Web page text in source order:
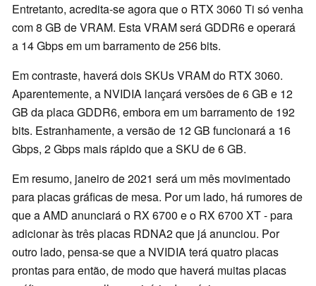
Entretanto, acredita-se agora que o RTX 3060 Ti só venha
com 8 GB de VRAM. Esta VRAM será GDDR6 e operará
a 14 Gbps em um barramento de 256 bits.
Em contraste, haverá dois SKUs VRAM do RTX 3060.
Aparentemente, a NVIDIA lançará versões de 6 GB e 12
GB da placa GDDR6, embora em um barramento de 192
bits. Estranhamente, a versão de 12 GB funcionará a 16
Gbps, 2 Gbps mais rápido que a SKU de 6 GB.
Em resumo, janeiro de 2021 será um mês movimentado
para placas gráficas de mesa. Por um lado, há rumores de
que a AMD anunciará o RX 6700 e o RX 6700 XT - para
adicionar às três placas RDNA2 que já anunciou. Por
outro lado, pensa-se que a NVIDIA terá quatro placas
prontas para então, de modo que haverá muitas placas